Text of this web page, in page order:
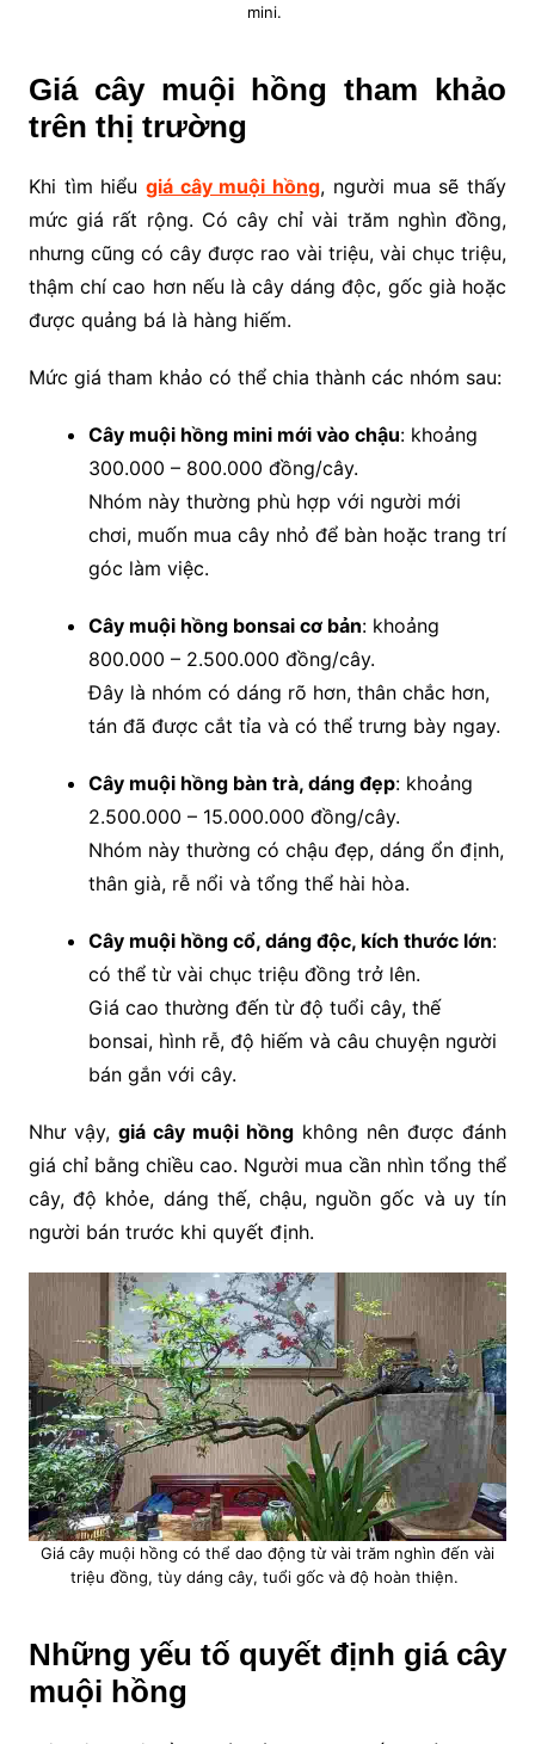
mini.
Giá cây muội hồng tham khảo
trên thị trường
Khi tìm hiểugiá cây muội hồng, người mua sẽ thấy
mức giá rất rộng. Có cây chỉ vài trăm nghìn đồng,
nhưng cũng có cây được rao vài triệu, vài chục triệu,
thậm chí cao hơn nếu là cây dáng độc, gốc già hoặc
được quảng bá là hàng hiếm.
Mức giá tham khảo có thể chia thành các nhóm sau:
Cây muội hồng mini mới vào chậu: khoảng
300.000 – 800.000 đồng/cây.
Nhóm này thường phù hợp với người mới
chơi, muốn mua cây nhỏ để bàn hoặc trang trí
góc làm việc.
Cây muội hồng bonsai cơ bản: khoảng
800.000 – 2.500.000 đồng/cây.
Đây là nhóm có dáng rõ hơn, thân chắc hơn,
tán đã được cắt tỉa và có thể trưng bày ngay.
Cây muội hồng bàn trà, dáng đẹp: khoảng
2.500.000 – 15.000.000 đồng/cây.
Nhóm này thường có chậu đẹp, dáng ổn định,
thân già, rễ nổi và tổng thể hài hòa.
Cây muội hồng cổ, dáng độc, kích thước lớn:
có thể từ vài chục triệu đồng trở lên.
Giá cao thường đến từ độ tuổi cây, thế
bonsai, hình rễ, độ hiếm và câu chuyện người
bán gắn với cây.
Như vậy, giá cây muội hồng không nên được đánh
giá chỉ bằng chiều cao. Người mua cần nhìn tổng thể
cây, độ khỏe, dáng thế, chậu, nguồn gốc và uy tín
người bán trước khi quyết định.
Giá cây muội hồng có thể dao động từ vài trăm nghìn đến vài
triệu đồng, tùy dáng cây, tuổi gốc và độ hoàn thiện.
Những yếu tố quyết định giá cây
muội hồng